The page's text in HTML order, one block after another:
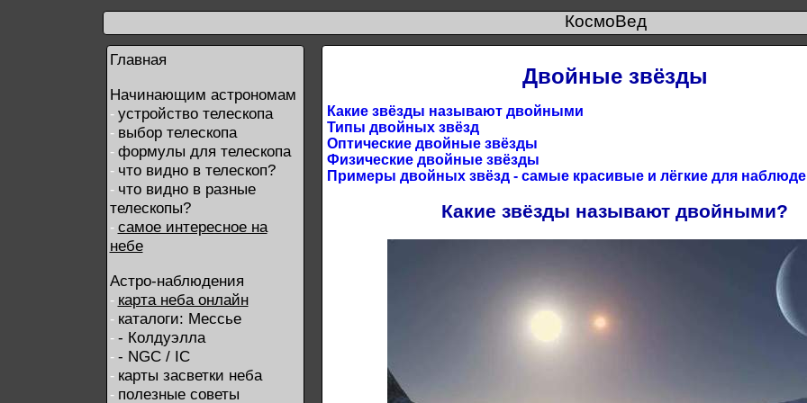
КосмоВед
Главная
Начинающим астрономам
- устройство телескопа
- выбор телескопа
- формулы для телескопа
- что видно в телескоп?
- что видно в разные
телескопы?
- самое интересное на
небе
Астро-наблюдения
- карта неба онлайн
- каталоги: Мессье
- - Колдуэлла
- - NGC / IC
- карты засветки неба
- полезные советы
Двойные звёзды
Какие звёзды называют двойными
Типы двойных звёзд
Оптические двойные звёзды
Физические двойные звёзды
Примеры двойных звёзд - самые красивые и лёгкие для
Какие звёзды называют двойными?